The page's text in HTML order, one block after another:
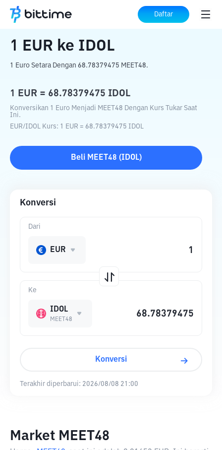
Daftar
Beranda Konverter Kripto ke IDOL
1 EUR ke IDOL
1 Euro Setara Dengan 68.78379475 MEET48.
1 EUR = 68.78379475 IDOL
Konversikan 1 Euro Menjadi MEET48 Dengan Kurs Tukar Saat
Ini.
EUR/IDOL Kurs: 1 EUR = 68.78379475 IDOL
Beli MEET48 (IDOL)
Konversi
Ke
IDOL
MEET48
Dari
EUR
Konversi
Terakhir diperbarui: 2026/08/08 21:00
Market MEET48